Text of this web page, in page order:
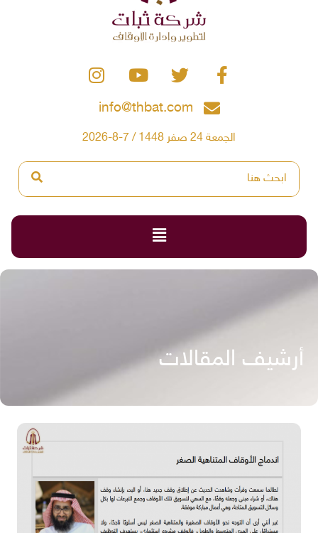
info@thbat.com
الجمعة 24 صفر 1448 / 7-8-2026
أرشيف المقالات